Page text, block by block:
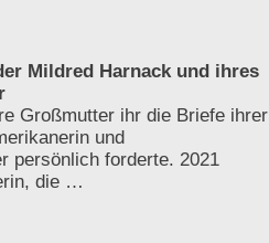
Mildred Harnack und ihres
Großmutter ihr die Briefe ihrer
und
persönlich forderte. 2021
die …